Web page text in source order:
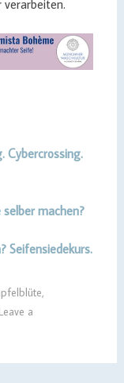
verarbeiten.
Cybercrossing.
machen?
Seifensiedekurs.
,
Leave a